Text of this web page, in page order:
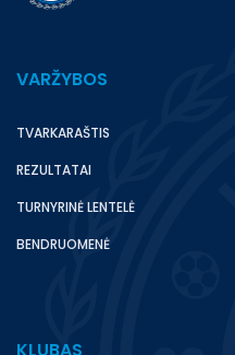
VARŽYBOS
TVARKARAŠTIS
REZULTATAI
TURNYRINĖ LENTELĖ
BENDRUOMENĖ